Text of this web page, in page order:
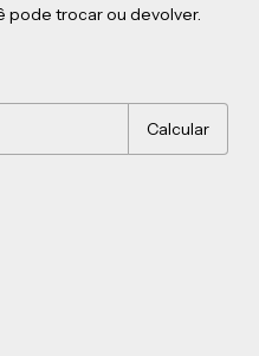
pode trocar ou devolver.
Calcular